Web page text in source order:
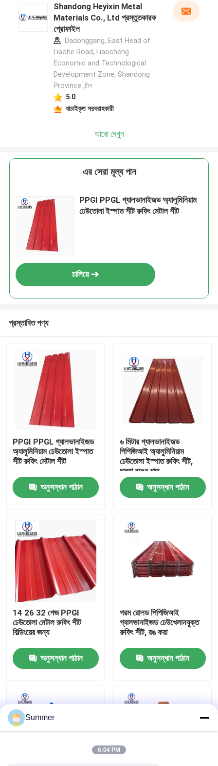
আমাদের সম্পর্কে
কারখানা ভ্রমণ
আমাদের সাথে যোগাযোগ করুন
উদ্ধৃতির জন্য আবেদন
কার্বন ইস্পাত কুণ্ডলী
কার্বন ইস্পাত প্লেট
Shandong Heyixin Metal
Materials Co., Ltd প্রস্তুতকারক
প্রোফাইল
Dadonggang, East Head of
Liaohe Road, Liaocheng
Economic and Technological
Development Zone, Shandong
Province ,চীন
5.0
যাচাইকৃত সরবরাহকারী
আরো দেখুন
এর সেরা মূল্য পান
PPGI PPGL গ্যালভানাইজড অ্যালুমিনিয়াম
ঢেউতোলা ইস্পাত শীট রুফিং মেটাল শীট
চালিয়ে
প্রস্তাবিত পণ্য
PPGI PPGL গ্যালভানাইজড
অ্যালুমিনিয়াম ঢেউতোলা ইস্পাত
শীট রুফিং মেটাল শীট
অনুসন্ধান পাঠান
৬ মিটার গ্যালভানাইজড
পিপিজিআই অ্যালুমিনিয়াম
ঢেউতোলা ইস্পাত রুফিং শীট,
দস্তা রঙের ধাতু
অনুসন্ধান পাঠান
14 26 32 গেজ PPGI
ঢেউতোলা মেটাল রুফিং শীট
বিল্ডিংয়ের জন্য
অনুসন্ধান পাঠান
গরম রোলড পিপিজিআই
গ্যালভানাইজড ঢেউখেলানযুক্ত
রুফিং শীট, রঙ করা
অনুসন্ধান পাঠান
Summer
6:04 PM